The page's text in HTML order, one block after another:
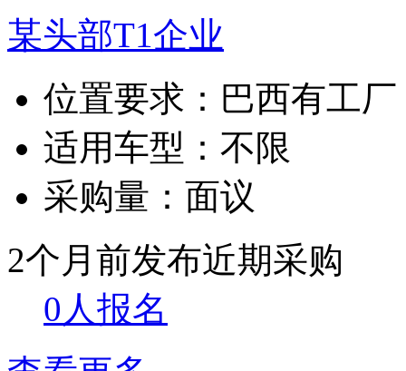
某头部T1企业
位置要求： 巴西有工厂
适用车型： 不限
采购量： 面议
2个月前发布近期采购
0人报名